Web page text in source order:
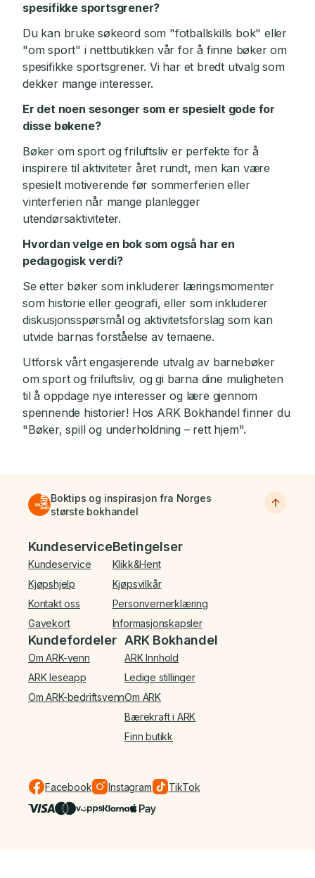
spesifikke sportsgrener?
Du kan bruke søkeord som "fotballskills bok" eller
"om sport" i nettbutikken vår for å finne bøker om
spesifikke sportsgrener. Vi har et bredt utvalg som
dekker mange interesser.
Er det noen sesonger som er spesielt gode for
disse bøkene?
Bøker om sport og friluftsliv er perfekte for å
inspirere til aktiviteter året rundt, men kan være
spesielt motiverende før sommerferien eller
vinterferien når mange planlegger
utendørsaktiviteter.
Hvordan velge en bok som også har en
pedagogisk verdi?
Se etter bøker som inkluderer læringsmomenter
som historie eller geografi, eller som inkluderer
diskusjonsspørsmål og aktivitetsforslag som kan
utvide barnas forståelse av temaene.
Utforsk vårt engasjerende utvalg av barnebøker
om sport og friluftsliv, og gi barna dine muligheten
til å oppdage nye interesser og lære gjennom
spennende historier! Hos ARK Bokhandel finner du
"Bøker, spill og underholdning – rett hjem".
Boktips og inspirasjon fra Norges
største bokhandel
Bunnmeny
Kundeservice
Kundeservice
Kjøpshjelp
Kontakt oss
Gavekort
Betingelser
Klikk&Hent
Kjøpsvilkår
Personvernerklæring
Informasjonskapsler
Kundefordeler
Om ARK-venn
ARK leseapp
Om ARK-bedriftsvenn
ARK Bokhandel
ARK Innhold
Ledige stillinger
Om ARK
Bærekraft i ARK
Finn butikk
Facebook Instagram TikTok